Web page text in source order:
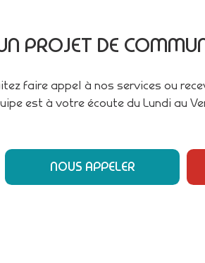
PROJET DE
faire appel à nos services ou
est à votre écoute du Lundi au
NOUS APPELER